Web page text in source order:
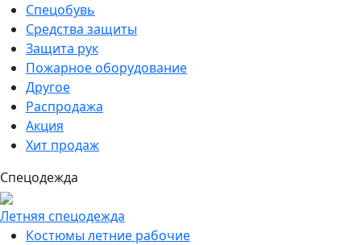
Спецобувь
Средства защиты
Защита рук
Пожарное оборудование
Другое
Распродажа
Акция
Хит продаж
Спецодежда
Летняя спецодежда
Костюмы летние рабочие